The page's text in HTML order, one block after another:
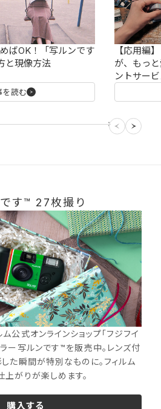
ばOK！「写ルンです
と現像方法
を読む
【応用編
が、もっ
ントサー
す™ 27枚撮り
公式オンラインショップ「フジフイ
ー写ルンです™を販売中。レンズ付
た瞬間が特別なものに。フィルム
がりが楽しめます。
購入する